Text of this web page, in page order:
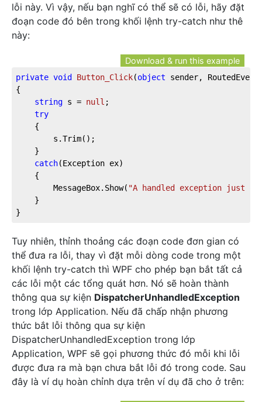
lỗi này. Vì vậy, nếu bạn nghĩ có thể sẽ có lỗi, hãy đặt
đoạn code đó bên trong khối lệnh try-catch như thê
này:
Download & run this example
private void Button_Click(object sender,
{
string s = null ;
try
catch(Exception ex)
		MessageBox.Show(
"A handled exception just
}
Tuy nhiên, thỉnh thoảng các đoạn code đơn gian có
thể đưa ra lỗi, thay vì đặt mỗi dòng code trong một
khối lệnh try-catch thì WPF cho phép bạn bắt tất cả
các lỗi một các tổng quát hơn. Nó sẽ hoàn thành
thông qua sự kiện DispatcherUnhandledException
trong lớp Application. Nếu đã chấp nhận phương
thức bắt lỗi thông qua sự kiện
DispatcherUnhandledException trong lớp
Application, WPF sẽ gọi phương thức đó mỗi khi lỗi
được đưa ra mà bạn chưa bắt lỗi đó trong code. Sau
đây là ví dụ hoàn chỉnh dựa trên ví dụ đã cho ở trên: